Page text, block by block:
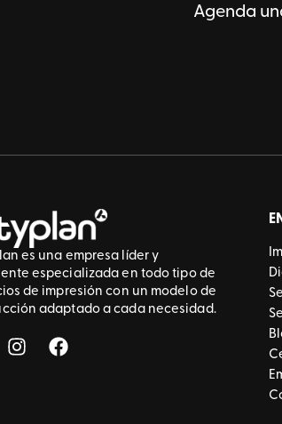
Agenda
es una empresa líder y
especializada en todo tipo de
de impresión con un modelo de
adaptado a cada necesidad.